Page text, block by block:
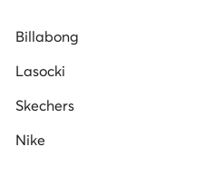
Billabong
Lasocki
Skechers
Nike